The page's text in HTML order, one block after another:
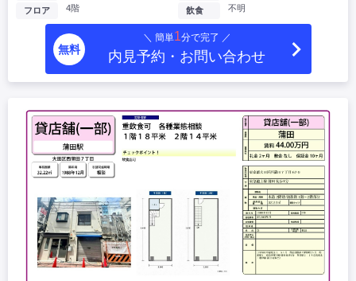
フロア 4階 飲食 不明
無料
＼ 簡単1分で完了 ／
内見予約・お問い合わせ